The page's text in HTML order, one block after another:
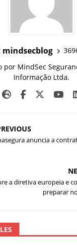
por MindSec
Informação Ltda.
anuncia a
a diretiva europeia e
preparar